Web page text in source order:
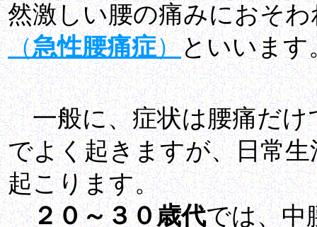
然激しい腰の痛みにおそ
（急性腰痛症）といいます
一般に、症状は腰痛だけ
でよく起きますが、日常
起こります。
２０～３０歳代では、中